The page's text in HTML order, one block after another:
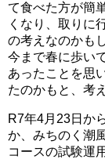
て食べた方が簡
くなり、取りに
の考えなのかも
今まで春に歩い
あったことを思
たのかもと、考
R7年4月23日か
か、みちのく潮
コースの試験運